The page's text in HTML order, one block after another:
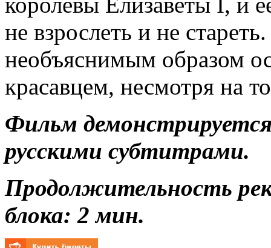
не взрослеть и не
необъяснимым образом
красавцем, несмотря на
Фильм
русскими субтитрами.
Продолжительность
блока: 2 мин.